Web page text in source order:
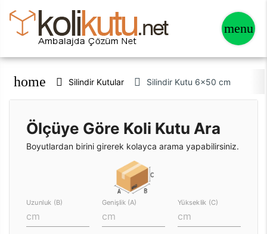
home Silindir Kutular Silindir Kutu 6x50 cm
Ölçüye Göre Koli Kutu Ara
Boyutlardan birini girerek kolayca arama yapabilirsiniz.
Uzunluk (B) Genişlik (A) Yükseklik (C)